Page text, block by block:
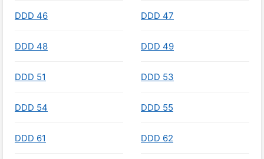
DDD 46 DDD 47
DDD 48 DDD 49
DDD 51 DDD 53
DDD 54 DDD 55
DDD 61 DDD 62